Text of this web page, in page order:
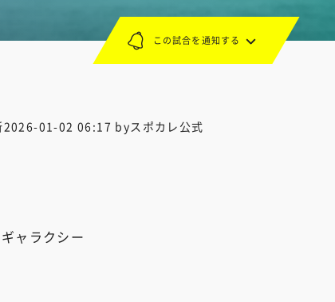
2026-01-02 06:17 byスポカレ公式
ャラクシー
この試合を通知する